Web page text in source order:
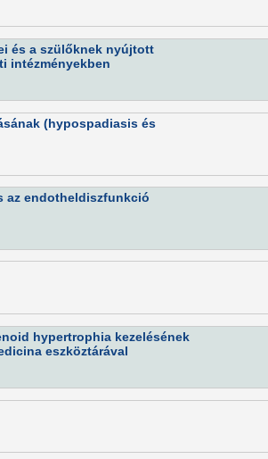
és a szülőknek nyújtott
intézményekben
(hypospadiasis és
az endotheldiszfunkció
hypertrophia kezelésének
eszköztárával